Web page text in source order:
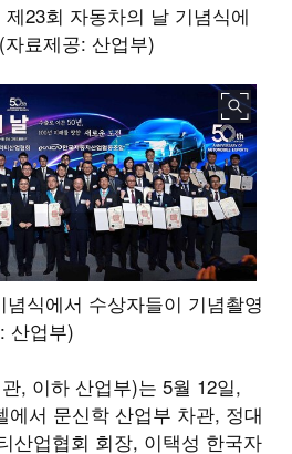
23회 자동차의 날 기념식에
료제공: 산업부)
식에서 수상자들이 기념촬영
산업부)
, 이하 산업부)는 5월 12일,
에서 문신학 산업부 차관, 정대
산업협회 회장, 이택성 한국자